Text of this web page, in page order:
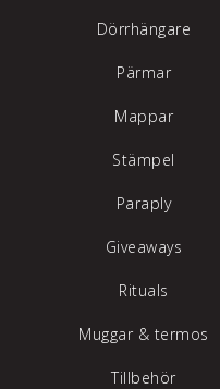
Dörrhängare
Pärmar
Mappar
Stämpel
Paraply
Giveaways
Rituals
Muggar & termos
Tillbehör